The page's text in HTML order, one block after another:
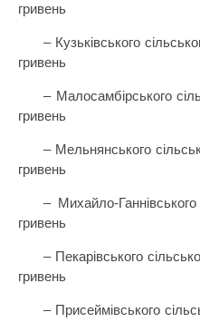
гривень
– Кузьківського
гривень
– Малосамбірського
гривень
– Мельнянського
гривень
– Михайло-
гривень
– Пекарівського
гривень
– Присеймівського